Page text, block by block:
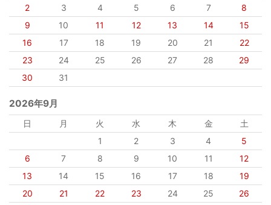
2
3 4 5 6 7
8
9
10 11 12 13 14
15
16
17 18 19 20 21
22
23
24 25 26 27 28
29
30
31
2026年9月
日 月 火 水 木 金
土
1
2 3 4
5
6
7 8 9 10 11
12
13
14 15 16 17 18
19
20
21 22 23 24 25
26